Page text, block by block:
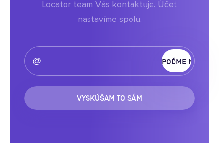
VYSKÚŠAM TO SÁM
Locator team Vás kontaktuje. Účet
nastavíme spolu.